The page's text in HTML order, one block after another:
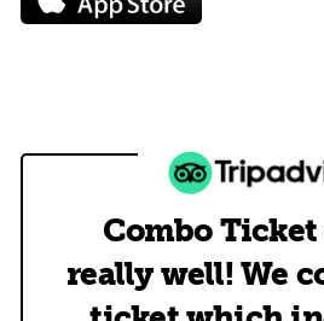
Combo
really well! We